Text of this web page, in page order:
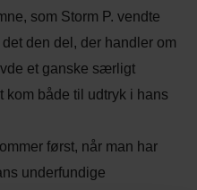
som Storm P. vendte
den del, der handler om
et ganske særligt
kom både til udtryk i hans
først, når man har
underfundige